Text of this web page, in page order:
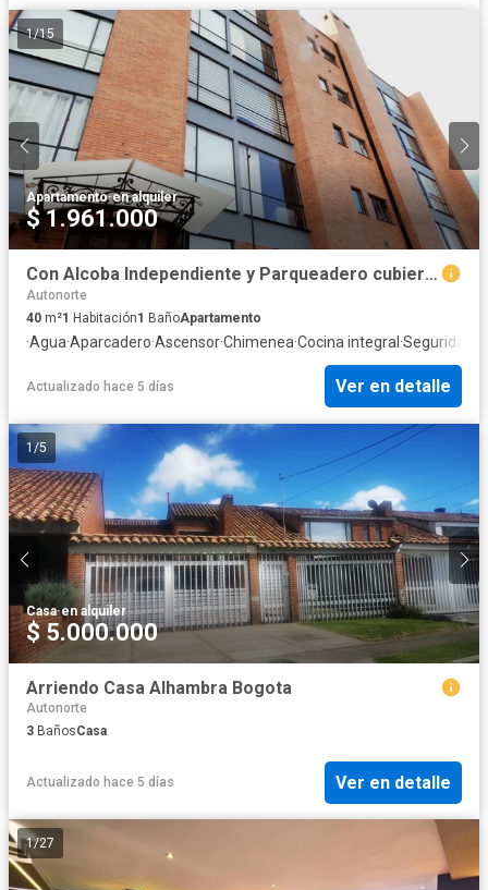
1/15
Apartamento·en alquiler
$ 1.961.000
Con Alcoba Independiente y Parqueadero cubierto
Autonorte
40 m²1 Habitación1 BañoApartamento
·Agua·Aparcadero·Ascensor·Chimenea·Cocina integral ·Seguridad
Actualizado hace 5 días Ver en detalle
1/5
Casa·en alquiler
$ 5.000.000
Arriendo Casa Alhambra Bogota
Autonorte
3 BañosCasa
Actualizado hace 5 días Ver en detalle
1/27